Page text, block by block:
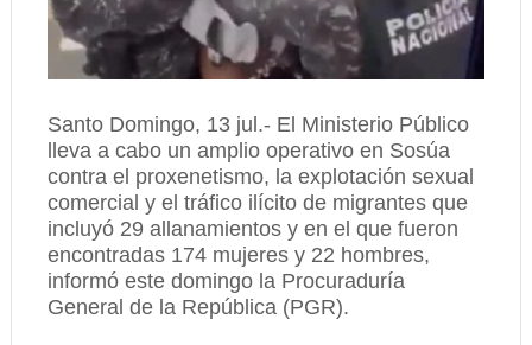
Santo Domingo, 13 jul.- El Ministerio Público
lleva a cabo un amplio operativo en Sosúa
contra el proxenetismo, la explotación sexual
comercial y el tráfico ilícito de migrantes que
incluyó 29 allanamientos y en el que fueron
encontradas 174 mujeres y 22 hombres,
informó este domingo la Procuraduría
General de la República (PGR).